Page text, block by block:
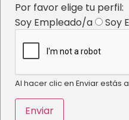
Por favor elige tu perfil:
Soy Empleado/a
Soy
Al hacer clic en Enviar estás